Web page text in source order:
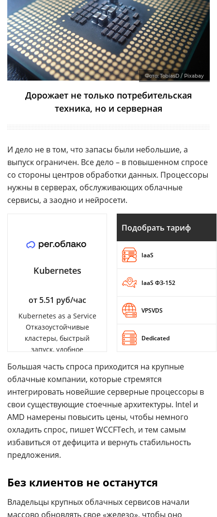
Фото: TobiasD / Pixabay
Дорожает не только потребительская
техника, но и серверная
И дело не в том, что запасы были небольшие, а
выпуск ограничен. Все дело – в повышенном спросе
со стороны центров обработки данных. Процессоры
нужны в серверах, обслуживающих облачные
сервисы, а заодно и нейросети.
Kubernetes
от 5.51 руб/час
Kubernetes as a Service
Отказоустойчивые
кластеры, быстрый
запуск, удобное
Подобрать тариф
IaaS
IaaS ФЗ-152
VPSVDS
Dedicated
Большая часть спроса приходится на крупные
облачные компании, которые стремятся
интегрировать новейшие серверные процессоры в
свои существующие стоечные архитектуры. Intel и
AMD намерены повысить цены, чтобы немного
охладить спрос, пишет WCCFTech, и тем самым
избавиться от дефицита и вернуть стабильность
предложения.
Без клиентов не останутся
Владельцы крупных облачных сервисов начали
массово обновлять свое «железо», чтобы оно